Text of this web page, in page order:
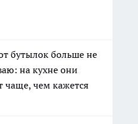
бутылок больше не
на кухне они
чаще, чем кажется